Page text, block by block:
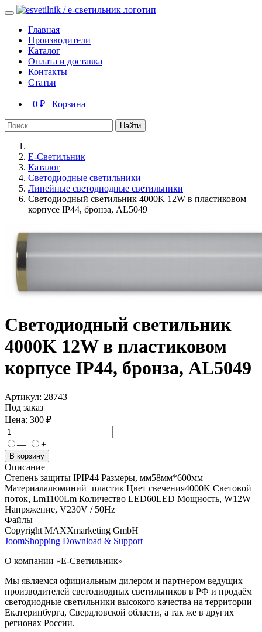
Главная
Производители
Каталог
Оплата и доставка
Контакты
Статьи
0 ₽ Корзина
Найти
Е-Светильник
Каталог
Светодиодные светильники
Линейные светодиодные светильники
Светодиодный светильник 4000K 12W в пластиковом
корпусе IP44, бронза, AL5049
Светодиодный светильник
4000K 12W в пластиковом
корпусе IP44, бронза, AL5049
Артикул: 28743
Под заказ
Цена: 300 ₽
— +
В корзину
Описание
Степень защиты IPIP44 Размеры, мм58мм*600мм
Материалалюминий+пластик Цвет свечения4000K Световой
поток, Lm1100Lm Количество LED60LED Мощность, W12W
Напряжение, V230V / 50Hz
Файлы
Copyright MAXXmarketing GmbH
JoomShopping Download & Support
О компании «Е-Светильник»
Мы являемся официальным дилером и партнером ведущих
производителей светодиодных светильников в РФ и продаём
светодиодные светильники высокого качества на территории
Екатеринбурга, Свердловской области, а так же в других
регионах России.